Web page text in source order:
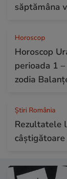
săptămâna
Horoscop
Horoscop
perioada 1
zodia
Știri România
Rezultatele